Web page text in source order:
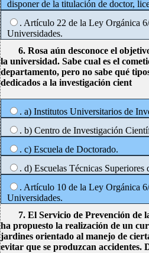
disponer de la titulación de doctor,
. Artículo 22 de la Ley Orgánica
Universidades.
6. Rosa aún desconoce el
la universidad. Sabe cual es el
departamento, pero no sabe qué
dedicados a la investigación cient
. a) Institutos Universitarios de
. b) Centro de Investigación
. c) Escuela de Doctorado.
. d) Escuelas Técnicas Superiores
. Artículo 10 de la Ley Orgánica
Universidades.
7. El Servicio de Prevención de
ha propuesto la realización de un
jardines orientado al manejo de
evitar que se produzcan accidentes.